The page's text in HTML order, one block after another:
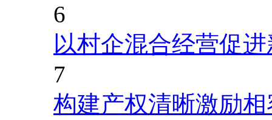
6
以村企混合经营促
7
构建产权清晰激励